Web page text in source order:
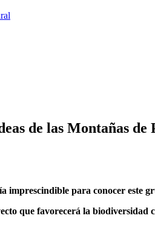
de las Montañas de
imprescindible para conocer este
que favorecerá la biodiversidad